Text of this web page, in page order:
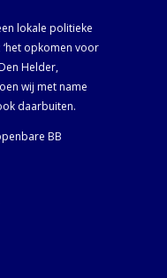
lokale politieke
opkomen voor
Helder,
wij met name
daarbuiten.
BB